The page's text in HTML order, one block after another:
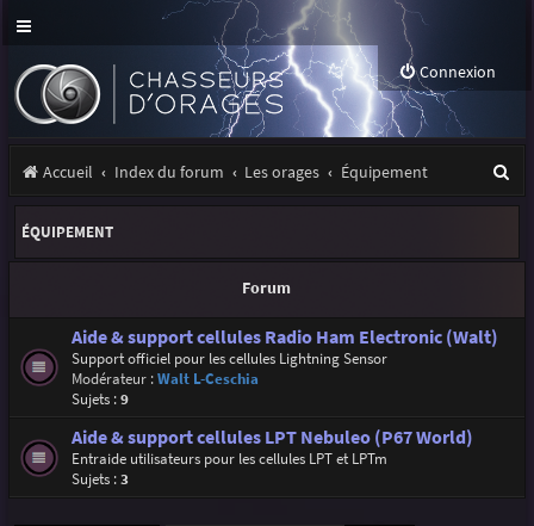
Connexion
Accueil Index du forum Les orages Équipement
e
e
ÉQUIPEMENT
Forum
Aide & support cellules Radio Ham Electronic (Walt)
Support officiel pour les cellules Lightning Sensor
Modérateur :Walt L-Ceschia
Sujets :9
Aide & support cellules LPT Nebuleo (P67 World)
Entraide utilisateurs pour les cellules LPT et LPTm
Sujets :3